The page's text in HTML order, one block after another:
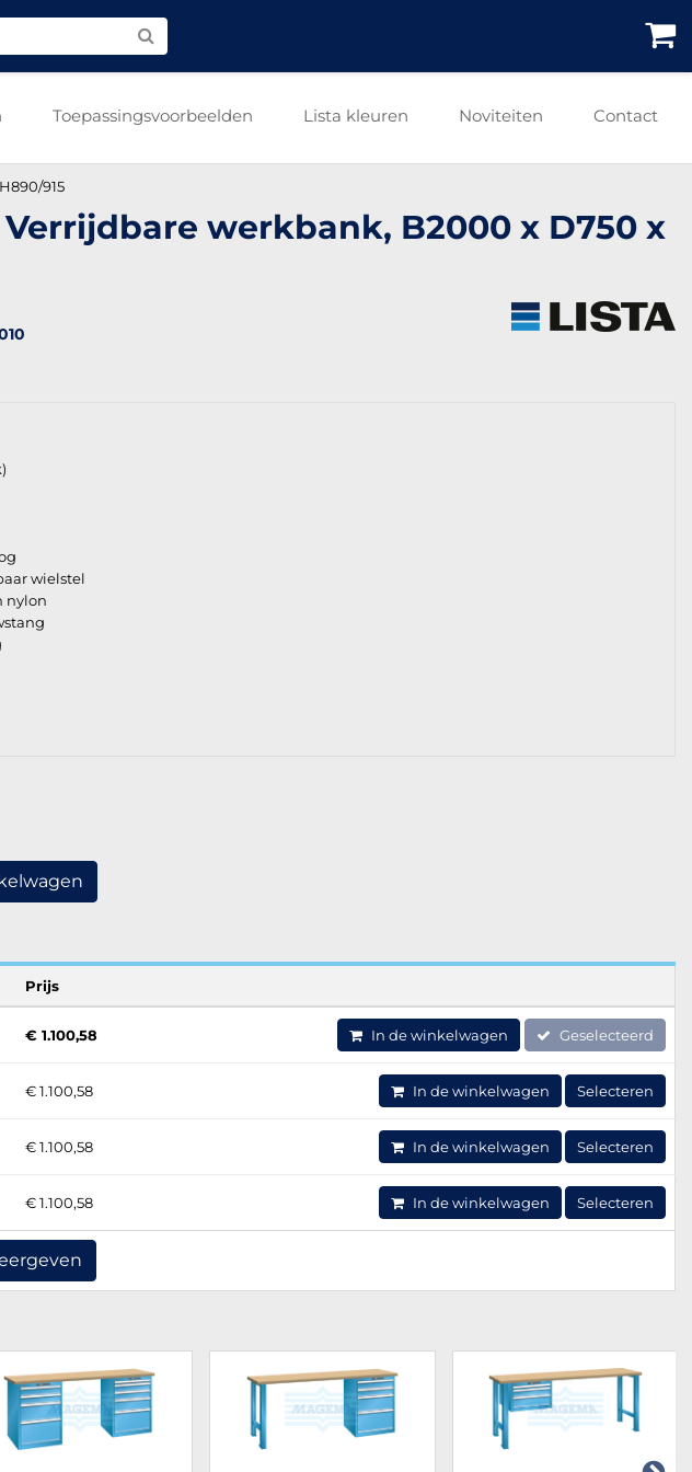
Toepassingsvoorbeelden Lista kleuren Noviteiten Contact
915
Verrijdbare werkbank, B2000 x D750 x
wielstel
nylon
Prijs
€ 1.100,58 In de winkelwagen Geselecteerd
€ 1.100,58 In de winkelwagen Selecteren
€ 1.100,58 In de winkelwagen Selecteren
€ 1.100,58 In de winkelwagen Selecteren